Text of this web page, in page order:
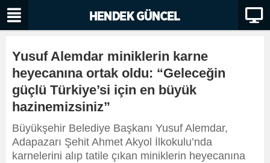
Yusuf Alemdar miniklerin karne
heyecanına ortak oldu: “Geleceğin
güçlü Türkiye’si için en büyük
hazinemizsiniz”
Büyükşehir Belediye Başkanı Yusuf Alemdar,
Adapazarı Şehit Ahmet Akyol İlkokulu’nda
karnelerini alıp tatile çıkan miniklerin heyecanına